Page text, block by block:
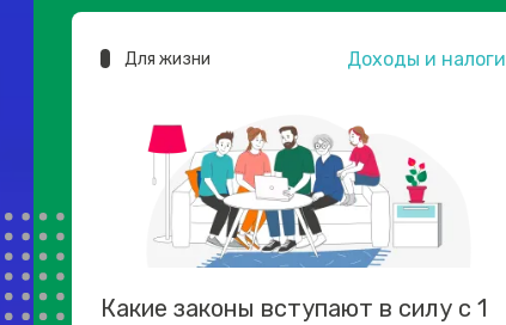
Для жизни Доходы и налоги
Какие законы вступают в силу с 1